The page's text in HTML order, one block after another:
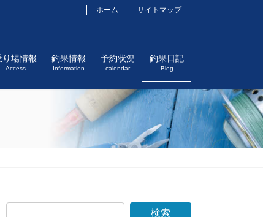
ホーム サイトマップ
り場情報
Access
釣果情報
Information
予約状況
calendar
釣果日記
Blog